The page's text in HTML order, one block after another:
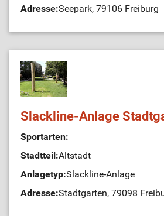
Adresse:Seepark, 79106 Freiburg
Slackline-Anlage
Sportarten:
Stadtteil:Altstadt
Anlagetyp:Slackline-Anlage
Adresse:Stadtgarten, 79098